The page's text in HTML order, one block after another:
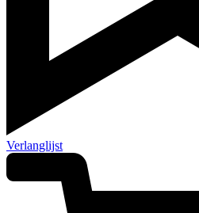
Verlanglijst